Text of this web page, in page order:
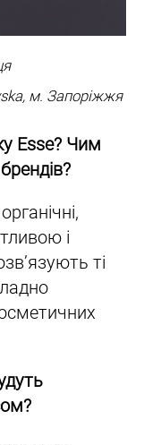
м. Запоріжжя
Esse? Чим
і
ті